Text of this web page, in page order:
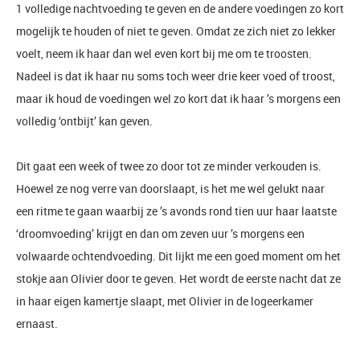
1 volledige nachtvoeding te geven en de andere voedingen zo kort
mogelijk te houden of niet te geven. Omdat ze zich niet zo lekker
voelt, neem ik haar dan wel even kort bij me om te troosten.
Nadeel is dat ik haar nu soms toch weer drie keer voed of troost,
maar ik houd de voedingen wel zo kort dat ik haar ’s morgens een
volledig ‘ontbijt’ kan geven.
Dit gaat een week of twee zo door tot ze minder verkouden is.
Hoewel ze nog verre van doorslaapt, is het me wel gelukt naar
een ritme te gaan waarbij ze ’s avonds rond tien uur haar laatste
‘droomvoeding’ krijgt en dan om zeven uur ’s morgens een
volwaarde ochtendvoeding. Dit lijkt me een goed moment om het
stokje aan Olivier door te geven. Het wordt de eerste nacht dat ze
in haar eigen kamertje slaapt, met Olivier in de logeerkamer
ernaast.